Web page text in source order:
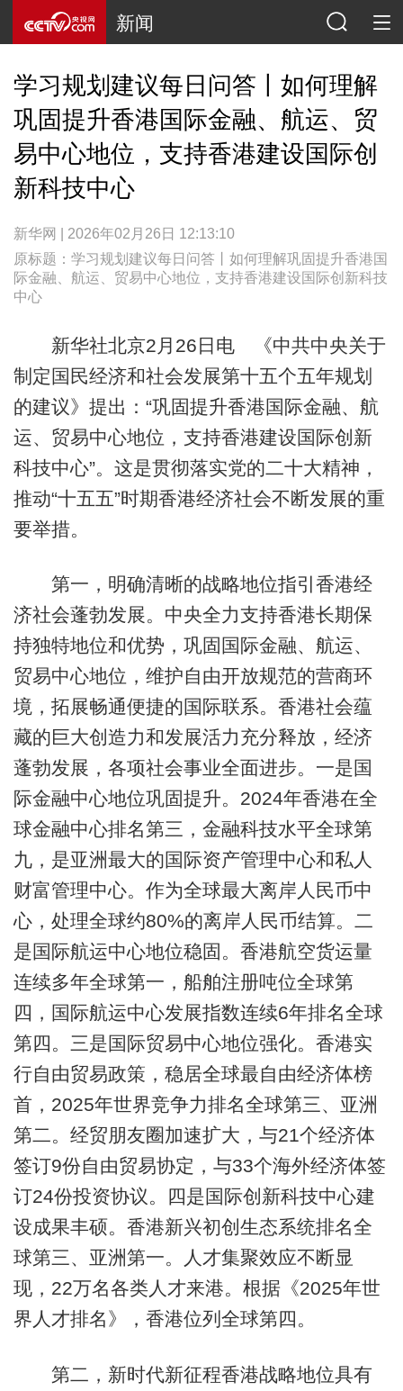
新闻
学习规划建议每日问答丨如何理解
巩固提升香港国际金融、航运、贸
易中心地位，支持香港建设国际创
新科技中心
新华网 | 2026年02月26日 12:13:10
原标题：学习规划建议每日问答丨如何理解巩固提升香港国
际金融、航运、贸易中心地位，支持香港建设国际创新科技
中心
新华社北京2月26日电 《中共中央关于
制定国民经济和社会发展第十五个五年规划
的建议》提出：“巩固提升香港国际金融、航
运、贸易中心地位，支持香港建设国际创新
科技中心”。这是贯彻落实党的二十大精神，
推动“十五五”时期香港经济社会不断发展的重
要举措。
第一，明确清晰的战略地位指引香港经
济社会蓬勃发展。中央全力支持香港长期保
持独特地位和优势，巩固国际金融、航运、
贸易中心地位，维护自由开放规范的营商环
境，拓展畅通便捷的国际联系。香港社会蕴
藏的巨大创造力和发展活力充分释放，经济
蓬勃发展，各项社会事业全面进步。一是国
际金融中心地位巩固提升。2024年香港在全
球金融中心排名第三，金融科技水平全球第
九，是亚洲最大的国际资产管理中心和私人
财富管理中心。作为全球最大离岸人民币中
心，处理全球约80%的离岸人民币结算。二
是国际航运中心地位稳固。香港航空货运量
连续多年全球第一，船舶注册吨位全球第
四，国际航运中心发展指数连续6年排名全球
第四。三是国际贸易中心地位强化。香港实
行自由贸易政策，稳居全球最自由经济体榜
首，2025年世界竞争力排名全球第三、亚洲
第二。经贸朋友圈加速扩大，与21个经济体
签订9份自由贸易协定，与33个海外经济体签
订24份投资协议。四是国际创新科技中心建
设成果丰硕。香港新兴初创生态系统排名全
球第三、亚洲第一。人才集聚效应不断显
现，22万名各类人才来港。根据《2025年世
界人才排名》，香港位列全球第四。
第二，新时代新征程香港战略地位具有